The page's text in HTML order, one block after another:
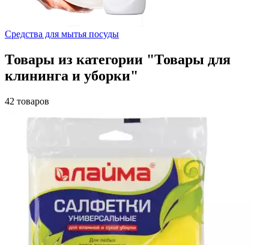
Средства для мытья посуды
Товары из категории "Товары для
клининга и уборки"
42 товаров